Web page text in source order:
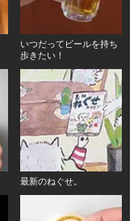
いつだってビールを持ち
歩きたい！
最新のねぐせ。